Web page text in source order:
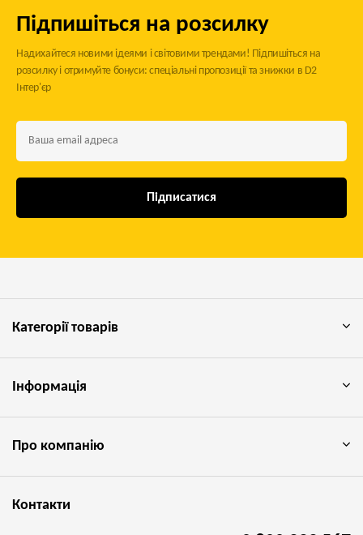
Підпишіться на розсилку
Надихайтеся новими ідеями і світовими трендами! Підпишіться на
розсилку і отримуйте бонуси: спеціальні пропозиції та знижки в D2
Інтер'єр
Підписатися
Категорії товарів
Інформація
Про компанію
Контакти